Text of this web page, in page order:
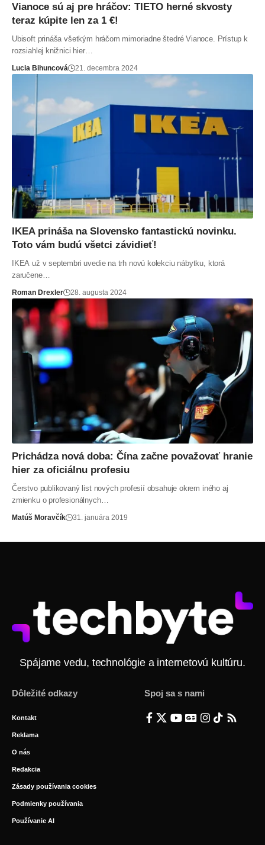
Vianoce sú aj pre hráčov: TIETO herné skvosty
teraz kúpite len za 1 €!
Ubisoft prináša všetkým hráčom mimoriadne štedré Vianoce. Prístup k
rozsiahlej knižnici hier…
Lucia Bihuncová 21. decembra 2024
IKEA prináša na Slovensko fantastickú novinku.
Toto vám budú všetci závidieť!
IKEA už v septembri uvedie na trh novú kolekciu nábytku, ktorá
zaručene…
Roman Drexler 28. augusta 2024
Prichádza nová doba: Čína začne považovať hranie
hier za oficiálnu profesiu
Čerstvo publikovaný list nových profesií obsahuje okrem iného aj
zmienku o profesionálnych…
Matúš Moravčík 31. januára 2019
Spájame vedu, technológie a internetovú kultúru.
Dôležité odkazy
Kontakt
Reklama
O nás
Redakcia
Zásady používania cookies
Podmienky používania
Používanie AI
Spoj sa s nami